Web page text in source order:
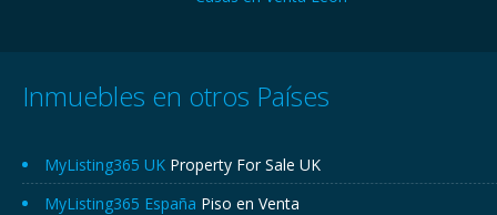
Inmuebles en otros Países
MyListing365 UK Property For Sale UK
MyListing365 España Piso en Venta